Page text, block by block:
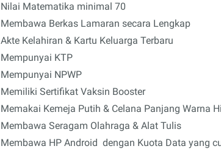
Nilai Matematika minimal 70
Membawa Berkas Lamaran secara Lengkap
Akte Kelahiran & Kartu Keluarga Terbaru
Mempunyai KTP
Mempunyai NPWP
Memiliki Sertifikat Vaksin Booster
Memakai Kemeja Putih & Celana Panjang Warna
Membawa Seragam Olahraga & Alat Tulis
Membawa HP Android dengan Kuota Data yang